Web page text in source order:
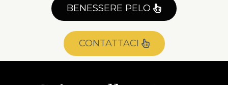
BENESSERE PELO
CONTATTACI